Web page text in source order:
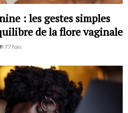
: les gestes simples
de la flore vaginale
77 fois